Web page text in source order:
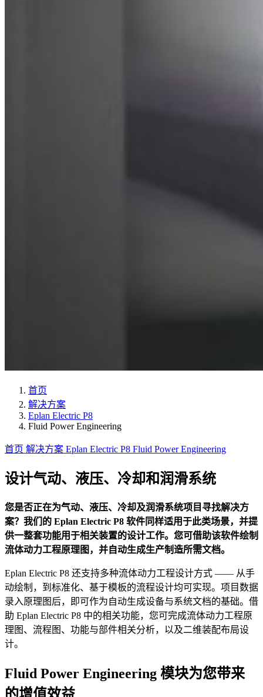
首页
解决方案
Eplan Electric P8
Fluid Power Engineering
首页 解决方案 Eplan Electric P8 Fluid Power Engineering
设计气动、液压、冷却和润滑系统
​您是否正在为气动、液压、冷却及润滑系统项目寻找解决方
案？我们的 Eplan Electric P8 软件同样适用于此类场景，并提
供一整套功能用于相关装置的设计工作。您可借助该软件绘制
流体动力工程原理图，并自动生成生产制造所需文档。​
​Eplan Electric P8 还支持多种流体动力工程设计方式 —— 从手
动绘制，到标准化、基于模板的流程设计均可实现。项目数据
录入原理图后，即可作为自动生成设备与系统文档的基础。借
助 Eplan Electric P8 中的相关功能，您可完成流体动力工程原
理图、流程图、功能与部件相关分析，以及二维装配布局设
计。
Fluid Power Engineering 模块为您带来
的增值效益